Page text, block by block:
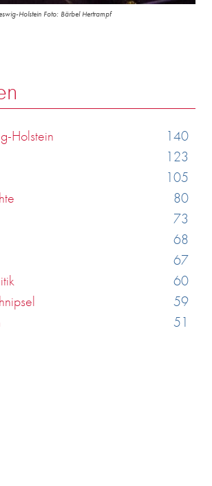
Holstein Foto: Bärbel Hertrampf
Holstein
140
123
105
80
73
68
67
60
59
51